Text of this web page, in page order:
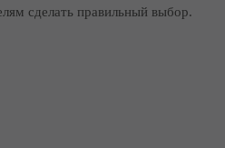
сделать правильный выбор.